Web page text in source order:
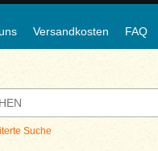
Versandkosten FAQ
Suche